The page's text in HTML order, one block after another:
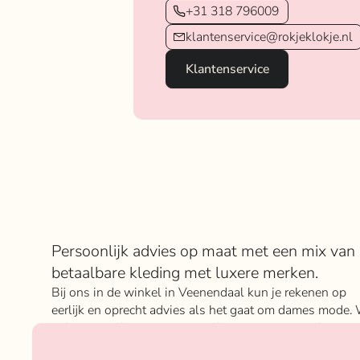
+31 318 796009
klantenservice@rokjeklokje.nl
Klantenservice
Over Rokje Klokje
Persoonlijk advies op maat met een mix van
betaalbare kleding met luxere merken.
Bij ons in de winkel in Veenendaal kun je rekenen op
eerlijk en oprecht advies als het gaat om dames mode.
geloven sterk in ons concept; het mixen en matchen